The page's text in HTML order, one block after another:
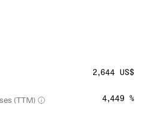
2,644 US$
(TTM) 4,449 %